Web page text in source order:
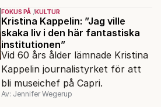
han mer litterärt produktiv än
någonsin.
FOKUS PÅ KULTUR
Kristina Kappelin: ”Jag ville
skaka liv i den här fantastiska
institutionen”
Vid 60 års ålder lämnade Kristina
Kappelin journalistyrket för att
bli museichef på Capri.
Av: Jennifer Wegerup